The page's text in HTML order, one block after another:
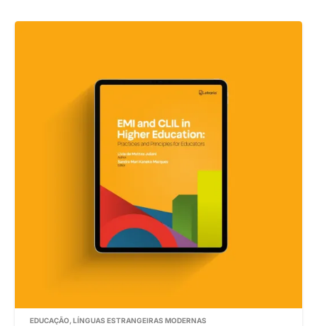
EDUCAÇÃO, LÍNGUAS ESTRANGEIRAS MODERNAS